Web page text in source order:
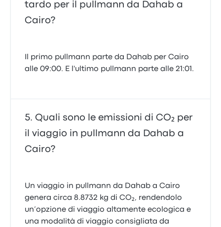
tardo per il pullmann da Dahab a
Cairo?
Il primo pullmann parte da Dahab per Cairo
alle 09:00. E l'ultimo pullmann parte alle 21:01.
Quali sono le emissioni di CO₂ per
il viaggio in pullmann da Dahab a
Cairo?
Un viaggio in pullmann da Dahab a Cairo
genera circa 8.8732 kg di CO₂, rendendolo
un’opzione di viaggio altamente ecologica e
una modalità di viaggio consigliata da